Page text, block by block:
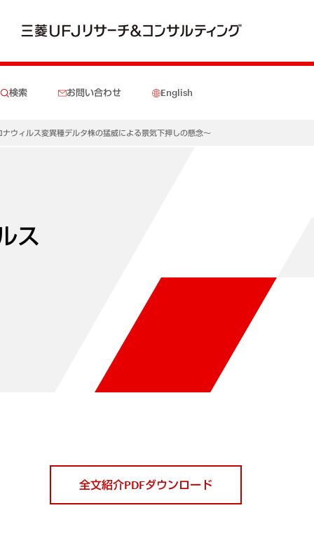
検索 お問い合わせ English
ウィルス変異種デルタ株の猛威による景気下押しの懸念～
ス
全文紹介PDFダウンロード